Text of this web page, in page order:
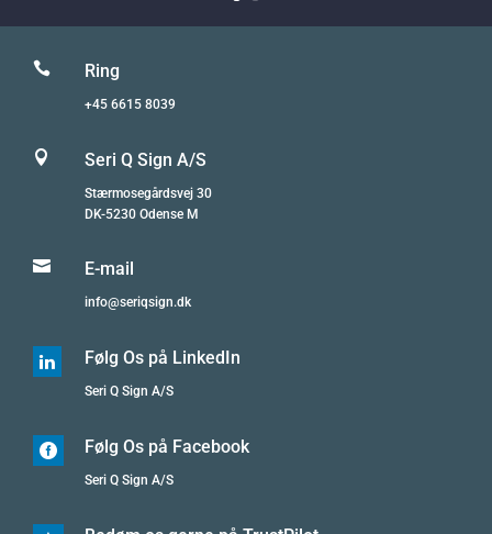
 Ring
+45 6615 8039
 Seri Q Sign A/S
Stærmosegårdsvej 30
DK-5230 Odense M
 E-mail
info@seriqsign.dk
 Følg Os på LinkedIn
Seri Q Sign A/S
 Følg Os på Facebook
Seri Q Sign A/S